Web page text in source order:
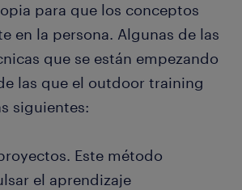
para que los conceptos
en la persona. Algunas de las
que se están empezando
las que el outdoor training
siguientes:
Este método
el aprendizaje